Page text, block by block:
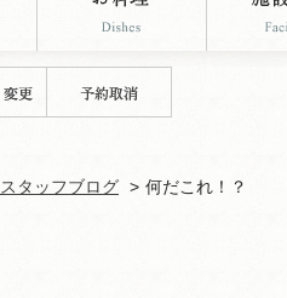
スタッフブログ 何だこれ！？